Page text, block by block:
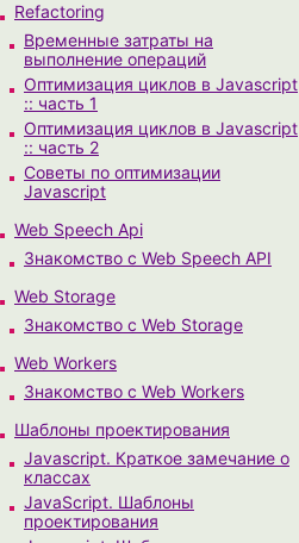
Refactoring
Временные затраты на
выполнение операций
Оптимизация циклов в Javascript
:: часть 1
Оптимизация циклов в Javascript
:: часть 2
Советы по оптимизации
Javascript
Web Speech Api
Знакомство с Web Speech API
Web Storage
Знакомство с Web Storage
Web Workers
Знакомство с Web Workers
Шаблоны проектирования
Javascript. Краткое замечание о
классах
JavaScript. Шаблоны
проектирования